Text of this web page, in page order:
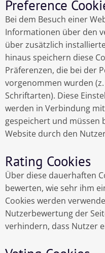
Preference
Bei dem Besuch einer
Informationen über den
über zusätzlich
hinaus speichern diese
Präferenzen, die bei der
vorgenommen wurden
Schriftarten). Diese
werden in Verbindung
gespeichert und müssen
Website durch den
Rating Cookies
Über diese dauerhaften
bewerten, wie sehr ihm
Cookies werden
Nutzerbewertung der
verhindern, dass Nutzer